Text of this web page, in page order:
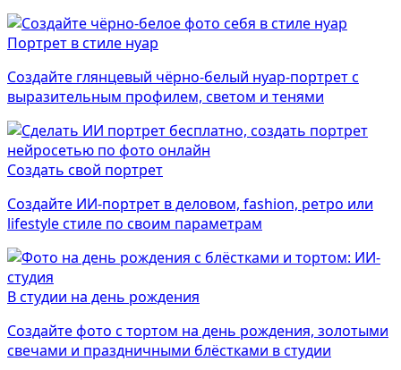
Портрет в стиле нуар
Создайте глянцевый чёрно-белый нуар-портрет с
выразительным профилем, светом и тенями
Создать свой портрет
Создайте ИИ-портрет в деловом, fashion, ретро или
lifestyle стиле по своим параметрам
В студии на день рождения
Создайте фото с тортом на день рождения, золотыми
свечами и праздничными блёстками в студии